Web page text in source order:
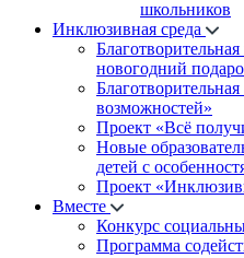
школьников
Инклюзивная среда
новогодний
возможностей»
Проект «Всё
Новые
детей с
Проект
Вместе
Конкурс
Программа